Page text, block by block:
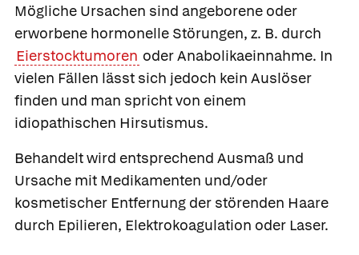
Mögliche Ursachen sind angeborene oder
erworbene hormonelle Störungen, z. B. durch
Eierstocktumoren oder Anabolikaeinnahme. In
vielen Fällen lässt sich jedoch kein Auslöser
finden und man spricht von einem
idiopathischen Hirsutismus.
Behandelt wird entsprechend Ausmaß und
Ursache mit Medikamenten und/oder
kosmetischer Entfernung der störenden Haare
durch Epilieren, Elektrokoagulation oder Laser.